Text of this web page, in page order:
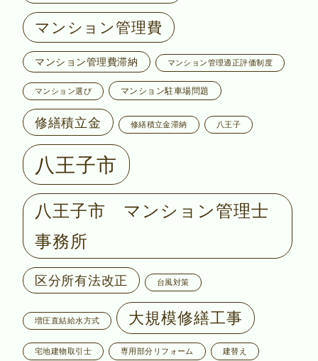
マンション管理費
マンション管理費滞納 マンション管理適正評価制度
マンション選び マンション駐車場問題
修繕積立金 修繕積立金滞納 八王子
八王子市
八王子市 マンション管理士
事務所
区分所有法改正 台風対策
増圧直結給水方式 大規模修繕工事
宅地建物取引士 専用部分リフォーム 建替え